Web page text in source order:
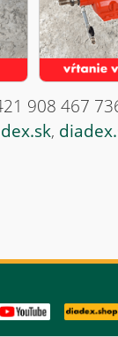
908 467
,